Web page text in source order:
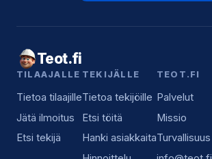
Teot.fi
TILAAJALLE
Tietoa tilaajille
Jätä ilmoitus
Etsi tekijä
TEKIJÄLLE
Tietoa tekijöille
Etsi töitä
Hanki asiakkaita
TEOT.FI
Palvelut
Missio
Turvallisuus